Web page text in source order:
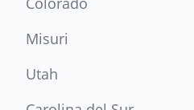
Misuri
Utah